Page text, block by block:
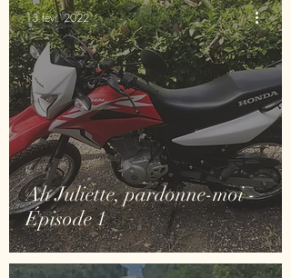
Ah Juliette, pardonne-moi -
Épisode 1
13 févr. 2022